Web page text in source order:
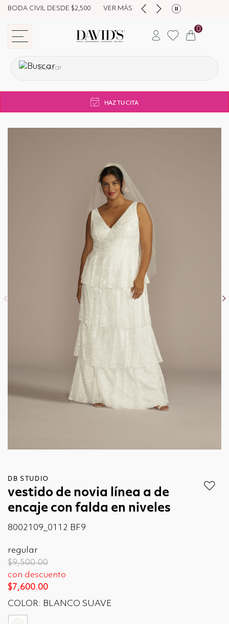
BODA CIVIL DESDE $2,500 VER MÁS
store navigation
0
HAZ TU CITA
DB STUDIO
vestido de novia línea a de
encaje con falda en niveles
8002109_0112 BF9
regular
Price reduced from
$9,500.00to
con descuento
$7,600.00
COLOR: BLANCO SUAVE